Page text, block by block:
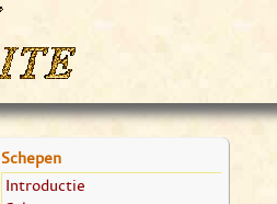
Schepen
Introductie